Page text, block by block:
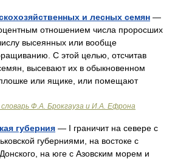
и лесных семян —
отношением числа проросших
высеянных или вообще
С этой целью, отсчитав
высевают их в обыкновенном
или ящике, или помещают
Ф.А. Брокгауза и И.А. Ефрона
губерния — I граничит на севере с
губерниями, на востоке с
на юге с Азовским морем и